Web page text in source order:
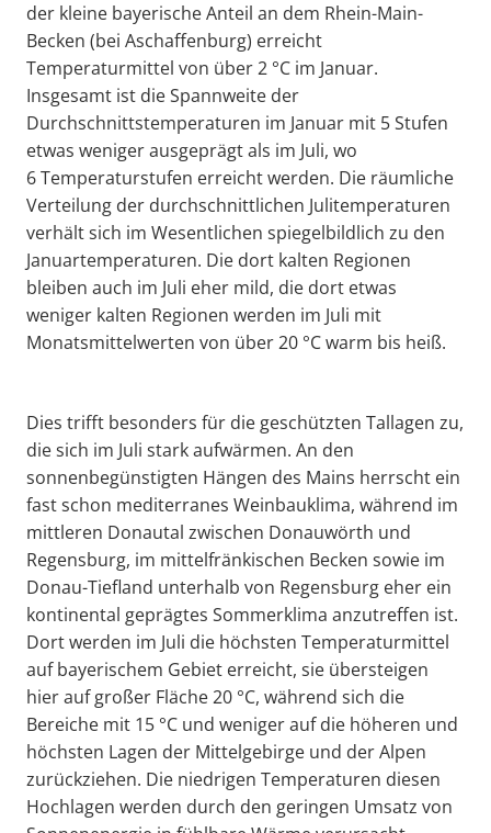
der kleine bayerische Anteil an dem Rhein-Main-
Becken (bei Aschaffenburg) erreicht
Temperaturmittel von über 2 °C im Januar.
Insgesamt ist die Spannweite der
Durchschnittstemperaturen im Januar mit 5 Stufen
etwas weniger ausgeprägt als im Juli, wo
6 Temperaturstufen erreicht werden. Die räumliche
Verteilung der durchschnittlichen Julitemperaturen
verhält sich im Wesentlichen spiegelbildlich zu den
Januartemperaturen. Die dort kalten Regionen
bleiben auch im Juli eher mild, die dort etwas
weniger kalten Regionen werden im Juli mit
Monatsmittelwerten von über 20 °C warm bis heiß.
Dies trifft besonders für die geschützten Tallagen zu,
die sich im Juli stark aufwärmen. An den
sonnenbegünstigten Hängen des Mains herrscht ein
fast schon mediterranes Weinbauklima, während im
mittleren Donautal zwischen Donauwörth und
Regensburg, im mittelfränkischen Becken sowie im
Donau-Tiefland unterhalb von Regensburg eher ein
kontinental geprägtes Sommerklima anzutreffen ist.
Dort werden im Juli die höchsten Temperaturmittel
auf bayerischem Gebiet erreicht, sie übersteigen
hier auf großer Fläche 20 °C, während sich die
Bereiche mit 15 °C und weniger auf die höheren und
höchsten Lagen der Mittelgebirge und der Alpen
zurückziehen. Die niedrigen Temperaturen diesen
Hochlagen werden durch den geringen Umsatz von